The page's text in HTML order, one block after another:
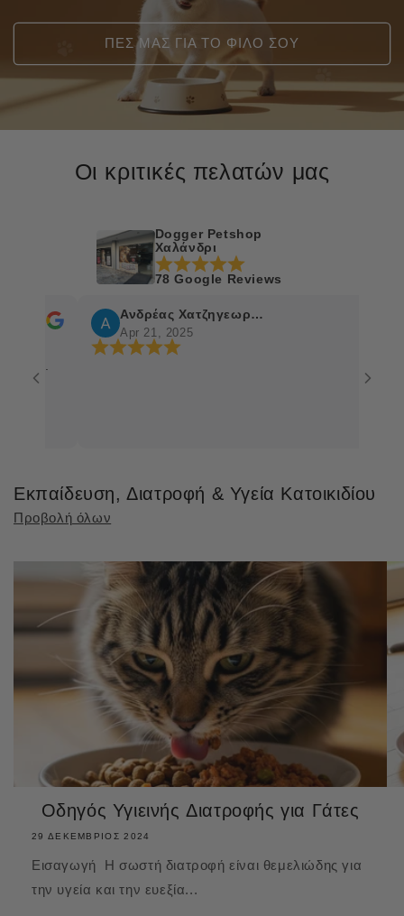
ΠΕΣ ΜΑΣ ΓΙΑ ΤΟ ΦΙΛΟ ΣΟΥ
Οι κριτικές πελατών μας
Dogger Petshop
Χαλάνδρι
78 Google Reviews
Ανδρέας Χατζηγεωργίου
Apr 21, 2025
Εκπαίδευση, Διατροφή & Υγεία Κατοικιδίου
Προβολή όλων
Οδηγός Υγιεινής Διατροφής για Γάτες
29 ΔΕΚΈΜΒΡΙΟΣ 2024
Εισαγωγή Η σωστή διατροφή είναι θεμελιώδης για
την υγεία και την ευεξία...